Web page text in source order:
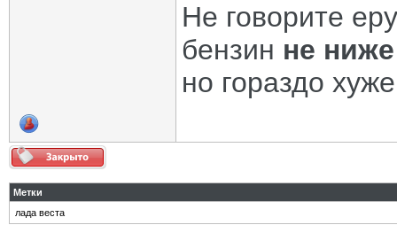
Не говорите
бензин не ниже
но гораздо
Метки
лада веста